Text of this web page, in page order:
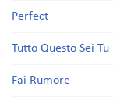
Perfect
Tutto Questo Sei Tu
Fai Rumore